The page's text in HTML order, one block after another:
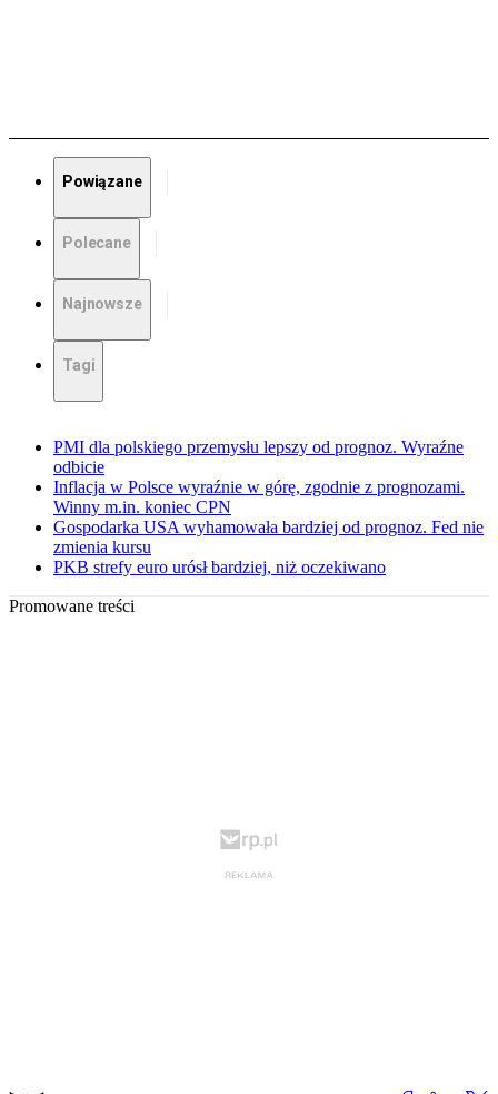
Powiązane
Polecane
Najnowsze
Tagi
PMI dla polskiego przemysłu lepszy od prognoz. Wyraźne
odbicie
Inflacja w Polsce wyraźnie w górę, zgodnie z prognozami.
Winny m.in. koniec CPN
Gospodarka USA wyhamowała bardziej od prognoz. Fed nie
zmienia kursu
PKB strefy euro urósł bardziej, niż oczekiwano
Promowane treści